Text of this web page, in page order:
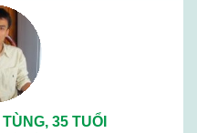
35 TUỔI